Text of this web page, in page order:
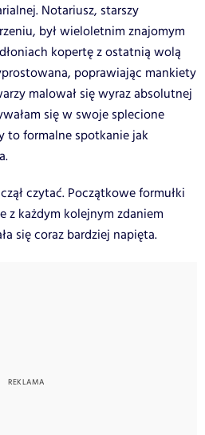
Notariusz, starszy
był wieloletnim znajomym
kopertę z ostatnią wolą
poprawiając mankiety
malował się wyraz absolutnej
się w swoje splecione
to formalne spotkanie jak
czytać. Początkowe formułki
z każdym kolejnym zdaniem
się coraz bardziej napięta.